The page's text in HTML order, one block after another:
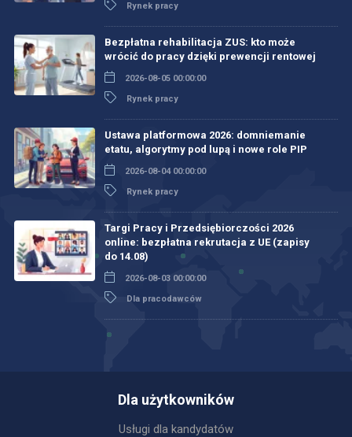
Rynek pracy
Bezpłatna rehabilitacja ZUS: kto może
wrócić do pracy dzięki prewencji rentowej
2026-08-05 00:00:00
Rynek pracy
Ustawa platformowa 2026: domniemanie
etatu, algorytmy pod lupą i nowe role PIP
2026-08-04 00:00:00
Rynek pracy
Targi Pracy i Przedsiębiorczości 2026
online: bezpłatna rekrutacja z UE (zapisy
do 14.08)
2026-08-03 00:00:00
Dla pracodawców
Dla użytkowników
Usługi dla kandydatów